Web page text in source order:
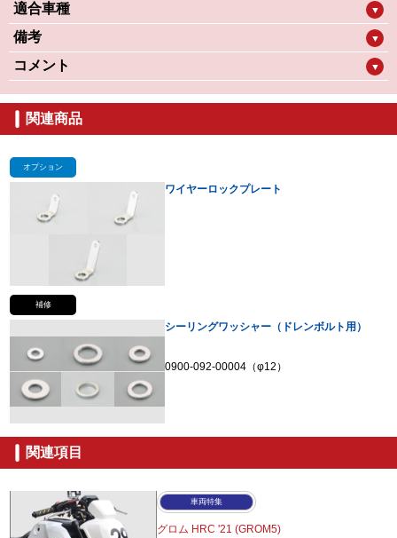
適合車種 ▼
備考 ▼
コメント ▼
関連商品
オプション
ワイヤーロックプレート
補修
シーリングワッシャー（ドレンボルト用）
0900-092-00004（φ12）
関連項目
車両特集
グロム HRC '21 (GROM5)